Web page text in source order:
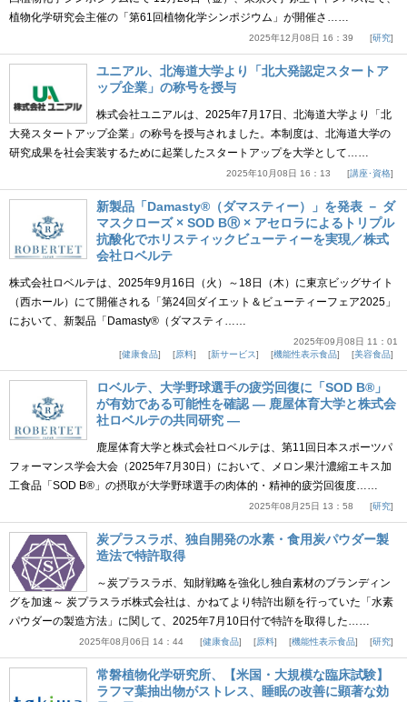
植物化学研究会主催の「第61回植物化学シンポジウム」が開催さ……
2025年12月08日 16：39 研究
ユニアル、北海道大学より「北大発認定スタートア
ップ企業」の称号を授与
株式会社ユニアルは、2025年7月17日、北海道大学より「北
大発スタートアップ企業」の称号を授与されました。本制度は、北海道大学の
研究成果を社会実装するために起業したスタートアップを大学として……
2025年10月08日 16：13 講座･資格
新製品「Damasty®（ダマスティー）」を発表 － ダ
マスクローズ × SOD BⓇ × アセロラによるトリプル
抗酸化でホリスティックビューティーを実現／株式
会社ロベルテ
株式会社ロベルテは、2025年9月16日（火）～18日（木）に東京ビッグサイト
（西ホール）にて開催される「第24回ダイエット＆ビューティーフェア2025」
において、新製品「Damasty®（ダマスティ……
2025年09月08日 11：01
健康食品
原料 新サービス 機能性表示食品 美容食品
ロベルテ、大学野球選手の疲労回復に「SOD B®」
が有効である可能性を確認 ― 鹿屋体育大学と株式会
社ロベルテの共同研究 ―
鹿屋体育大学と株式会社ロベルテは、第11回日本スポーツパ
フォーマンス学会大会（2025年7月30日）において、メロン果汁濃縮エキス加
工食品「SOD B®」の摂取が大学野球選手の肉体的・精神的疲労回復度……
2025年08月25日 13：58 研究
炭プラスラボ、独自開発の水素・食用炭パウダー製
造法で特許取得
～炭プラスラボ、知財戦略を強化し独自素材のブランディン
グを加速～ 炭プラスラボ株式会社は、かねてより特許出願を行っていた「水素
パウダーの製造方法」に関して、2025年7月10日付で特許を取得した……
2025年08月06日 14：44 健康食品 原料 機能性表示食品 研究
常磐植物化学研究所、【米国・大規模な臨床試験】
ラフマ葉抽出物がストレス、睡眠の改善に顕著な効